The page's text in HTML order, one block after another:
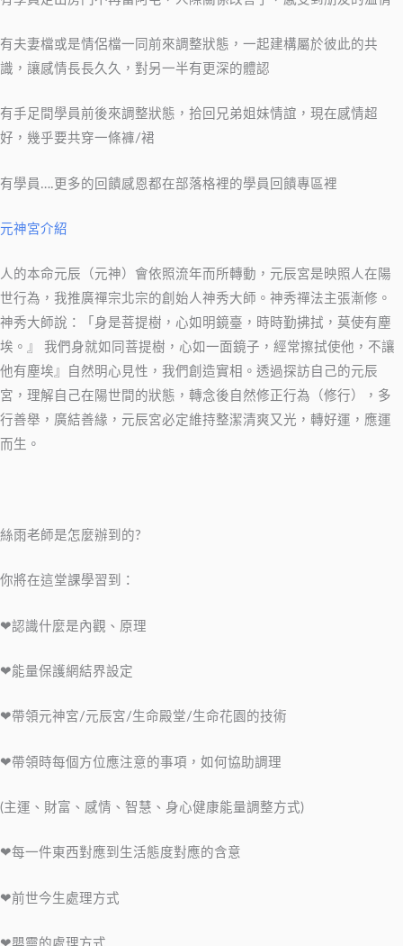
有夫妻檔或是情侶檔一同前來調整狀態，一起建構屬於彼此的共
識，讓感情長長久久，對另一半有更深的體認
有手足間學員前後來調整狀態，拾回兄弟姐妹情誼，現在感情超
好，幾乎要共穿一條褲/裙
有學員….更多的回饋感恩都在部落格裡的學員回饋專區裡
元神宮介紹
人的本命元辰（元神）會依照流年而所轉動，元辰宮是映照人在陽
世行為，我推廣禪宗北宗的創始人神秀大師。神秀禪法主張漸修。
神秀大師說：「身是菩提樹，心如明鏡臺，時時勤拂拭，莫使有塵
埃。』 我們身就如同菩提樹，心如一面鏡子，經常擦拭使他，不讓
他有塵埃』自然明心見性，我們創造實相。透過探訪自己的元辰
宮，理解自己在陽世間的狀態，轉念後自然修正行為（修行），多
行善舉，廣結善緣，元辰宮必定維持整潔清爽又光，轉好運，應運
而生。
絲雨老師是怎麼辦到的?
你將在這堂課學習到：
❤認識什麼是內觀、原理
❤能量保護網結界設定
❤帶領元神宮/元辰宮/生命殿堂/生命花園的技術
❤帶領時每個方位應注意的事項，如何協助調理
(主運、財富、感情、智慧、身心健康能量調整方式)
❤每一件東西對應到生活態度對應的含意
❤前世今生處理方式